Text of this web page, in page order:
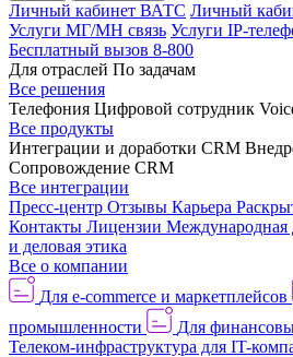
Личный кабинет ВАТС Личный
Услуги МГ/МН связь Услуги IP-
Бесплатный вызов 8-800
Для отраслей По задачам
Все решения
Телефония Цифровой сотрудник
Все продукты
Интеграции и доработки CRM
Сопровождение CRM
Все интеграции
Пресс-центр Отзывы Карьера
Контакты Лицензии Международная
и деловая этика
Все о компании
Для e-commerce и маркетплейсов
промышленности
Для
Телеком-инфраструктура для IT-